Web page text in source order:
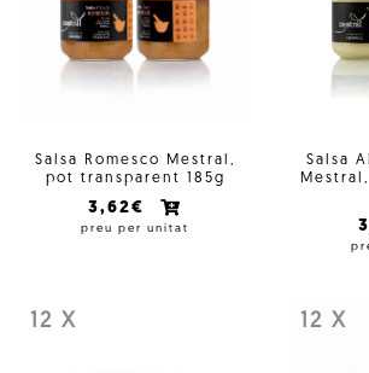
Salsa Romesco Mestral,
pot transparent 185g
3,62€
preu per unitat
Salsa
12 X 12 X